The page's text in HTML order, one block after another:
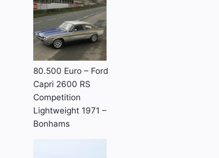
80.500 Euro – Ford
Capri 2600 RS
Competition
Lightweight 1971 –
Bonhams